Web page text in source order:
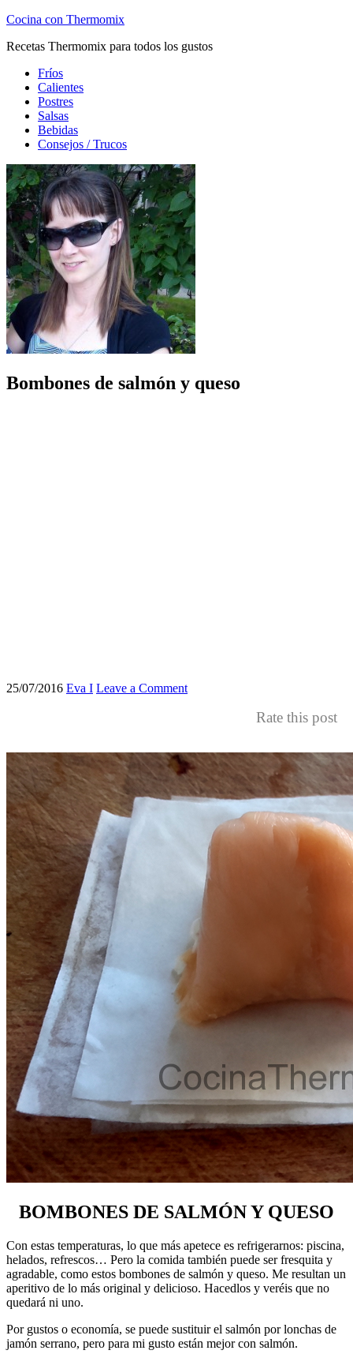
Cocina con Thermomix
Recetas Thermomix para todos los gustos
Fríos
Calientes
Postres
Salsas
Bebidas
Consejos / Trucos
Bombones de salmón y queso
25/07/2016 Eva I Leave a Comment
Rate this post
BOMBONES DE SALMÓN Y QUESO
Con estas temperaturas, lo que más apetece es refrigerarnos: piscina,
helados, refrescos… Pero la comida también puede ser fresquita y
agradable, como estos bombones de salmón y queso. Me resultan un
aperitivo de lo más original y delicioso. Hacedlos y veréis que no
quedará ni uno.
Por gustos o economía, se puede sustituir el salmón por lonchas de
jamón serrano, pero para mi gusto están mejor con salmón.